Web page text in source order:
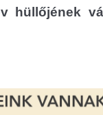
hüllőjének